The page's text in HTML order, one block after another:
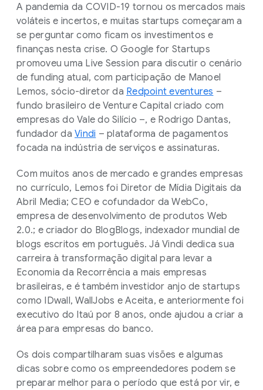
A pandemia da COVID-19 tornou os mercados mais
voláteis e incertos, e muitas startups começaram a
se perguntar como ficam os investimentos e
finanças nesta crise. O Google for Startups
promoveu uma Live Session para discutir o cenário
de funding atual, com participação de Manoel
Lemos, sócio-diretor da Redpoint eventures –
fundo brasileiro de Venture Capital criado com
empresas do Vale do Silício –, e Rodrigo Dantas,
fundador da Vindi – plataforma de pagamentos
focada na indústria de serviços e assinaturas.
Com muitos anos de mercado e grandes empresas
no currículo, Lemos foi Diretor de Mídia Digitais da
Abril Media; CEO e cofundador da WebCo,
empresa de desenvolvimento de produtos Web
2.0.; e criador do BlogBlogs, indexador mundial de
blogs escritos em português. Já Vindi dedica sua
carreira à transformação digital para levar a
Economia da Recorrência a mais empresas
brasileiras, e é também investidor anjo de startups
como IDwall, WallJobs e Aceita, e anteriormente foi
executivo do Itaú por 8 anos, onde ajudou a criar a
área para empresas do banco.
Os dois compartilharam suas visões e algumas
dicas sobre como os empreendedores podem se
preparar melhor para o período que está por vir, e